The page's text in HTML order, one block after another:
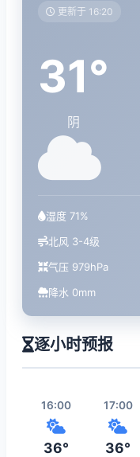
更新于 16:20
31°
阴
湿度 71%
北风 3-4级
气压 979hPa
降水 0mm
逐小时预报
16:00
36°
17:00
36°